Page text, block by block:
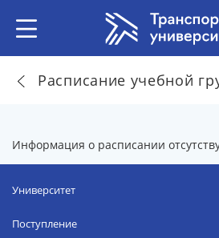
Расписание учебной
Информация о расписании
Университет
Поступление